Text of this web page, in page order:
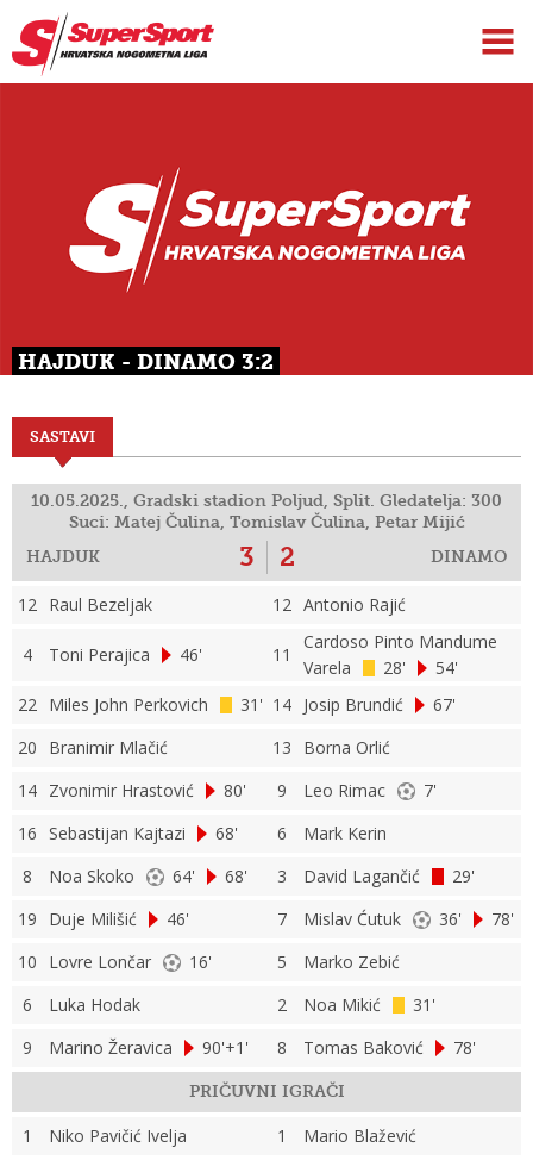
HAJDUK - DINAMO 3:2
SASTAVI
10.05.2025., Gradski stadion Poljud, Split. Gledatelja: 300
Suci: Matej Čulina, Tomislav Čulina, Petar Mijić
HAJDUK
3 DINAMO
2
12 Raul Bezeljak 12 Antonio Rajić
4 Toni Perajica 46' 11
Cardoso Pinto Mandume
Varela
28'
54'
22 Miles John Perkovich 31' 14 Josip Brundić
67'
20
Branimir Mlačić 13
Borna Orlić
14 Zvonimir Hrastović 80' 9 Leo Rimac
7'
16
Sebastijan Kajtazi 68' 6
Mark Kerin
8
Noa Skoko 64' 68' 3 David Lagančić
29'
19
Duje Milišić 46' 7 Mislav Ćutuk 36'
78'
10
Lovre Lončar 16' 5
Marko Zebić
6
Luka Hodak 2 Noa Mikić
31'
9
Marino Žeravica 90'+1' 8 Tomas Baković 78'
PRIČUVNI IGRAČI
1 Niko Pavičić Ivelja 1 Mario Blažević